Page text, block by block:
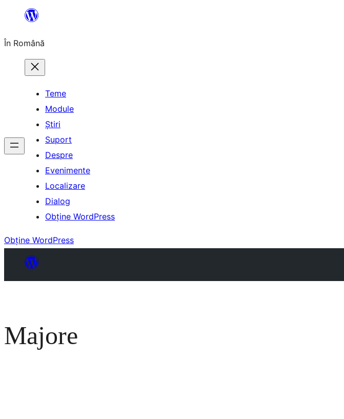
conținut
În Română
Teme
Module
Știri
Suport
Despre
Evenimente
Localizare
Dialog
Obține WordPress
Obține WordPress
Majore